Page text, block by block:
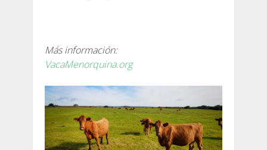
Más información:
VacaMenorquina.org